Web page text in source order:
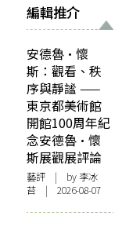
編輯推介
安德魯·懷
斯：觀看、秩
序與靜謐 ——
東京都美術館
開館100周年紀
念安德魯·懷
斯展觀展評論
藝評 | by 李冰
苔 | 2026-08-07